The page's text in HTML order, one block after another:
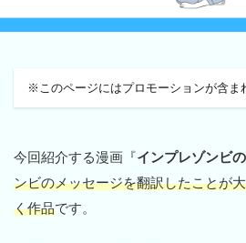
※このページにはプロモーションが含ま
今回紹介する漫画『インプレゾンビ
ンビのメッセージを翻訳したことが
く作品です。